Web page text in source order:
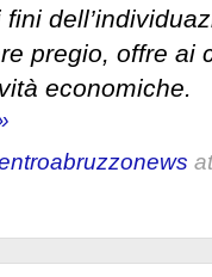
pregio, offre ai
economiche.